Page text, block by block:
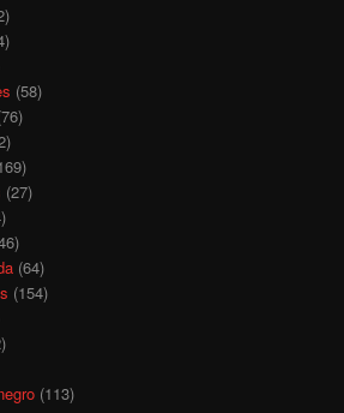
(58)
(27)
(64)
(154)
(113)